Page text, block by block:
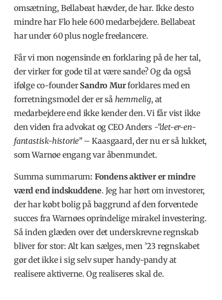
omsætning, Bellabeat hævder, de har. Ikke desto
mindre har Flo hele 600 medarbejdere. Bellabeat
har under 60 plus nogle freelancere.
Får vi mon nogensinde en forklaring på de her tal,
der virker for gode til at være sande? Og da også
ifølge co-founder Sandro Murforklares med en
forretningsmodel der er så hemmelig, at
medarbejdere end ikke kender den. Vi får vist ikke
den viden fra advokat og CEO Anders -”det-er-en-
fantastisk-historie” –Kaasgaard, der nu er så lukket,
som Warnøe engang var åbenmundet.
Summa summarum: Fondens aktiver er mindre
værd end indskuddene. Jeg har hørt om investorer,
der har købt bolig på baggrund af den forventede
succes fra Warnøes oprindelige mirakel investering.
Så inden glæden over det underskrevne regnskab
bliver for stor: Alt kan sælges, men ’23 regnskabet
gør det ikke i sig selv super handy-pandy at
realisere aktiverne. Og realiseres skal de.